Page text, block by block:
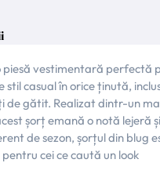
piesă vestimentară perfectă
stil casual în orice ținută,
de gătit. Realizat dintr-un
șorț emană o notă lejeră și
de sezon, șorțul din blug
cei ce caută un look